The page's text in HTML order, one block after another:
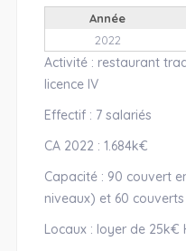
Année
2022
Activité : restaurant
licence IV
Effectif : 7 salariés
CA 2022 : 1.684k€
Capacité : 90 couvert
niveaux) et 60
Locaux : loyer de 25k€